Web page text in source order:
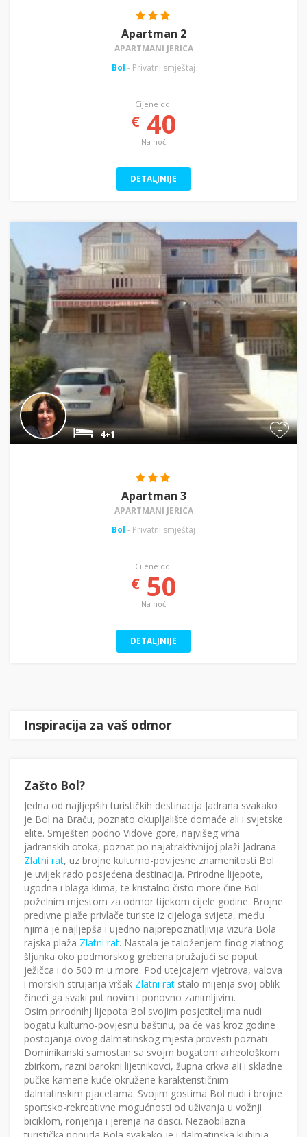
Apartman 2
APARTMANI JERICA
Bol - Privatni smještaj
Cijene od:
€40
Na noć
DETALJNIJE
+
4+1
Apartman 3
APARTMANI JERICA
Bol - Privatni smještaj
Cijene od:
€50
Na noć
DETALJNIJE
Inspiracija za vaš odmor
Zašto Bol?
Jedna od najljepših turističkih destinacija Jadrana svakako
je Bol na Braču, poznato okupljalište domaće ali i svjetske
elite. Smješten podno Vidove gore, najvišeg vrha
jadranskih otoka, poznat po najatraktivnijoj plaži Jadrana
Zlatni rat, uz brojne kulturno-povijesne znamenitosti Bol
je uvijek rado posjećena destinacija. Prirodne lijepote,
ugodna i blaga klima, te kristalno čisto more čine Bol
poželnim mjestom za odmor tijekom cijele godine. Brojne
predivne plaže privlače turiste iz cijeloga svijeta, među
njima je najljepša i ujedno najprepoznatljivija vizura Bola
rajska plaža Zlatni rat. Nastala je taloženjem finog zlatnog
šljunka oko podmorskog grebena pružajući se poput
ježičca i do 500 m u more. Pod utejcajem vjetrova, valova
i morskih strujanja vršak Zlatni rat stalo mijenja svoj oblik
čineći ga svaki put novim i ponovno zanimljivim.
Osim prirodnihj lijepota Bol svojim posjetiteljima nudi
bogatu kulturno-povjesnu baštinu, pa će vas kroz godine
postojanja ovog dalmatinskog mjesta provesti poznati
Dominikanski samostan sa svojm bogatom arheološkom
zbirkom, razni barokni lijetnikovci, župna crkva ali i skladne
pučke kamene kuće okružene karakterističnim
dalmatinskim pjacetama. Svojim gostima Bol nudi i brojne
sportsko-rekreativne mogućnosti od uživanja u vožnji
biciklom, ronjenja i jerenja na dasci. Nezaobilazna